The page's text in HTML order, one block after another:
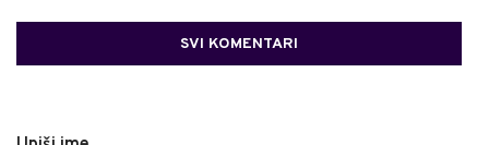
SVI KOMENTARI